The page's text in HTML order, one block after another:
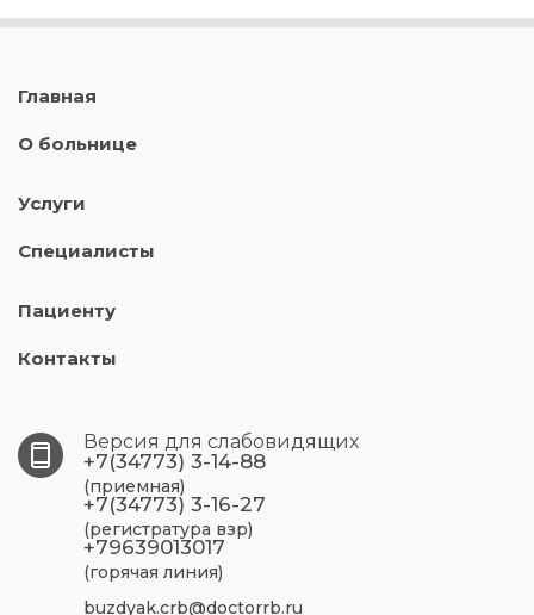
Главная
О больнице
Услуги
Специалисты
Пациенту
Контакты
Версия для слабовидящих
+7(34773) 3-14-88
(приемная)
+7(34773) 3-16-27
(регистратура взр)
+79639013017
(горячая линия)
buzdyak.crb@doctorrb.ru